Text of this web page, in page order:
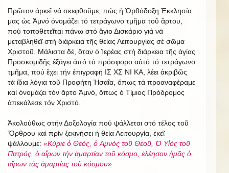
Πρῶτον ἀρκεῖ νά σκεφθοῦμε, πώς ἡ Ὀρθόδοξη Ἐκκλησία
μας ὡς Ἀμνό ὀνομάζει τό τετράγωνο τμῆμα τοῦ ἄρτου,
πού τοποθετεῖται πάνω στό ἅγιο Δισκάριο γιά νά
μεταβληθεῖ στή διάρκεια τῆς θείας Λειτουργίας σέ σῶμα
Χριστοῦ. Μάλιστα δέ, ὅταν ὁ Ἱερέας στή διάρκεια τῆς ἁγίας
Προσκομιδῆς ἐξάγει ἀπό τό πρόσφορο αὐτό τό τετράγωνο
τμῆμα, πού ἔχει τήν ἐπιγραφή ΙΣ ΧΣ ΝΙ ΚΑ, λέει ἀκριβῶς
τά ἴδια λόγια τοῦ Προφήτη Ἠσαΐα, ὅπως τά προαναφέραμε
καί ὀνομάζει τόν ἄρτο Ἀμνό, ὅπως ὁ Τίμιος Πρόδρομος
ἀπεκάλεσε τόν Χριστό.
Ἀκολούθως στήν Δοξολογία πού ψάλλεται στό τέλος τοῦ
Ὄρθρου καί πρίν ξεκινήσει ἡ θεία Λειτουργία, ἐκεῖ
ψάλλουμε: «Κύριε ὁ Θεός, ὁ Ἀμνός τοῦ Θεοῦ, Ὁ Υἱός τοῦ
Πατρός, ὁ αἵρων τήν ἁμαρτίαν τοῦ κόσμο, ἐλέησον ἡμᾶς ὁ
αἵρων τάς ἁμαρτίας τοῦ κόσμου»